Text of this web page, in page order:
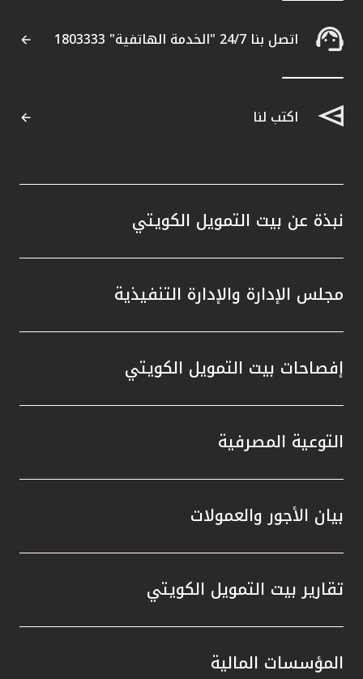
أدوات وخدمات
خدمات ما بعد البيع
اتصل بنا
مواقع الفروع وأجهزة الصرف الآلي
تركيا
مصر
المملكة المتحدة
مملكة البحرين
اتصل بنا 24/7 "الخدمة الهاتفية" 1803333
اكتب لنا
نبذة عن بيت التمويل الكويتي
مجلس الإدارة والإدارة التنفيذية
إفصاحات بيت التمويل الكويتي
التوعية المصرفية
بيان الأجور والعمولات
تقارير بيت التمويل الكويتي
المؤسسات المالية